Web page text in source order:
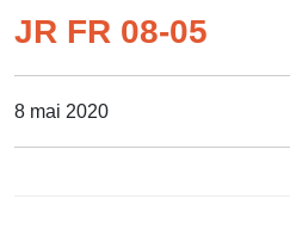
JR FR 08-05
8 mai 2020